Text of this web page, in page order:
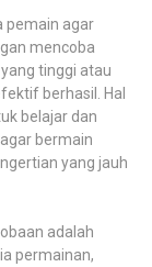
pemain agar
mencoba
tinggi atau
berhasil. Hal
belajar dan
bermain
yang jauh
adalah
permainan,